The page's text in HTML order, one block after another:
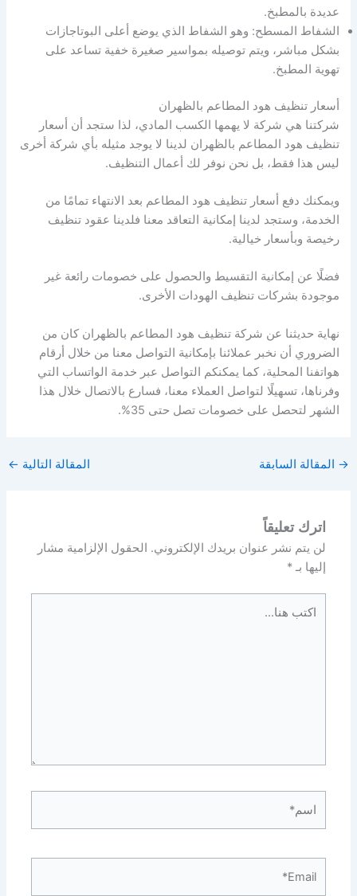
عديدة بالمطبخ.
الشفاط المسطح: وهو الشفاط الذي يوضع أعلى البوتاجازات
بشكل مباشر، ويتم توصيله بمواسير صغيرة خفية تساعد على
تهوية المطبخ.
أسعار تنظيف هود المطاعم بالظهران
شركتنا هي شركة لا يهمها الكسب المادي، لذا ستجد أن أسعار
تنظيف هود المطاعم بالظهران لدينا لا يوجد مثيله بأي شركة أخرى
ليس هذا فقط، بل نحن نوفر لك أعمال التنظيف.
ويمكنك دفع أسعار تنظيف هود المطاعم بعد الانتهاء تمامًا من
الخدمة، وستجد لدينا إمكانية التعاقد معنا فلدينا عقود تنظيف
رخيصة وبأسعار خيالية.
فضلًا عن إمكانية التقسيط والحصول على خصومات رائعة غير
موجودة بشركات تنظيف الهودات الأخرى.
نهاية حديثنا عن شركة تنظيف هود المطاعم بالظهران كان من
الضروري أن نخبر عملائنا بإمكانية التواصل معنا من خلال أرقام
هواتفنا المحلية، كما يمكنكم التواصل عبر خدمة الواتساب التي
وفرناها، تسهيلًا لتواصل العملاء معنا، فسارع بالاتصال خلال هذا
الشهر لتحصل على خصومات تصل حتى 35%.
→ المقالة السابقة المقالة التالية ←
اترك تعليقاً
لن يتم نشر عنوان بريدك الإلكتروني. الحقول الإلزامية مشار
إليها بـ*